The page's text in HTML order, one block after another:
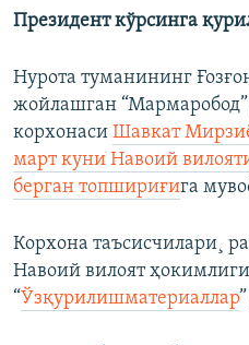
Президент кўрсинга
Нурота туманининг
жойлашган “Мармаробод”
корхонаси Шавкат
март куни Навоий
берган топшириғига
Корхона таъсисчилари¸
Навоий вилоят
“Ўзқурилишматериаллар